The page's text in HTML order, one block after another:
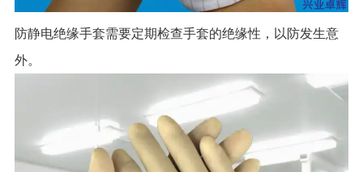
防静电绝缘手套需要定期检查手套的绝缘性，以防发生意
外。